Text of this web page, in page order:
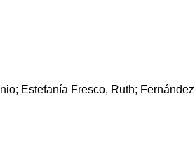
Estefanía Fresco, Ruth; Fernández